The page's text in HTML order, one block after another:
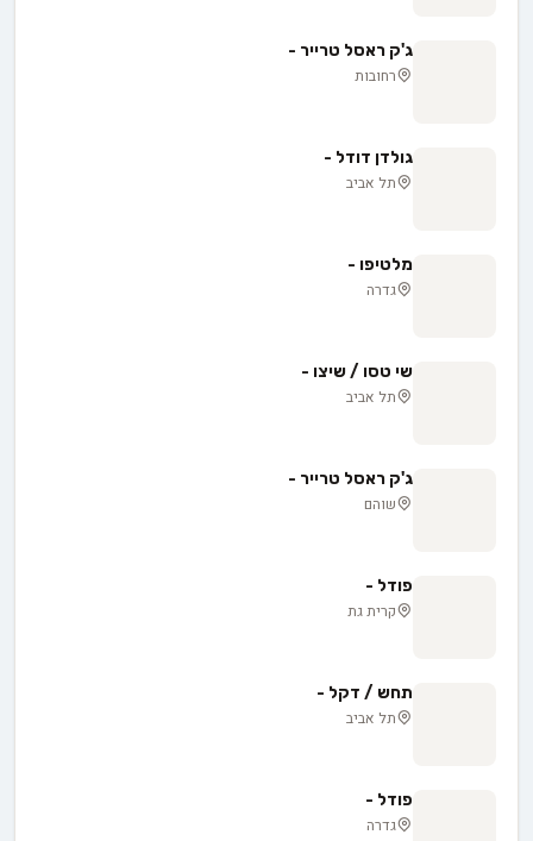
ג'ק ראסל טרייר -
רחובות
גולדן דודל -
תל אביב
מלטיפו -
גדרה
שי טסו / שיצו -
תל אביב
ג'ק ראסל טרייר -
שוהם
פודל -
קרית גת
תחש / דקל -
תל אביב
פודל -
גדרה